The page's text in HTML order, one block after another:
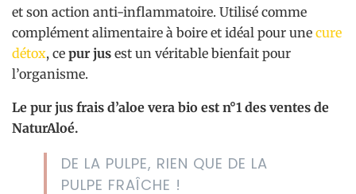
et son action anti-inflammatoire. Utilisé comme
complément alimentaire à boire et idéal pour une cure
détox, ce pur jus est un véritable bienfait pour
l’organisme.
Le pur jus frais d’aloe vera bio est n°1 des ventes de
NaturAloé.
DE LA PULPE, RIEN QUE DE LA
PULPE FRAÎCHE !